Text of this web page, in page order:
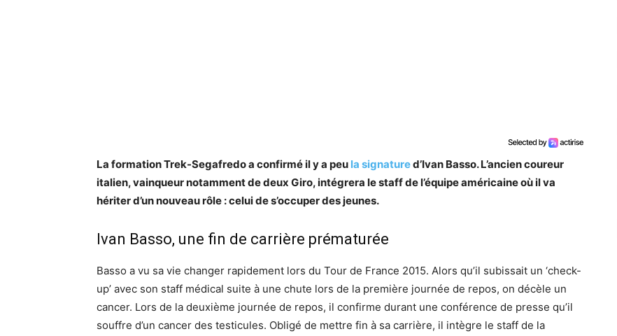
La formation Trek-Segafredo a confirmé il y a peu la signatured’Ivan Basso. L’ancien coureur
italien, vainqueur notamment de deux Giro, intégrera le staff de l’équipe américaine où il va
hériter d’un nouveau rôle : celui de s’occuper des jeunes.
Ivan Basso, une fin de carrière prématurée
Basso a vu sa vie changer rapidement lors du Tour de France 2015. Alors qu’il subissait un ‘check-
up’ avec son staff médical suite à une chute lors de la première journée de repos, on décèle un
cancer. Lors de la deuxième journée de repos, il confirme durant une conférence de presse qu’il
souffre d’un cancer des testicules. Obligé de mettre fin à sa carrière, il intègre le staff de la